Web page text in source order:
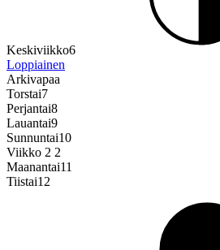
Keskiviikko6
Loppiainen
Arkivapaa
Torstai7
Perjantai8
Lauantai9
Sunnuntai10
Viikko 2 2
Maanantai11
Tiistai12